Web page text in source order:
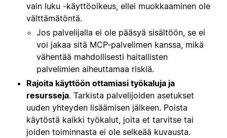
vain luku -käyttöoikeus, ellei muokkaaminen ole
välttämätöntä.
Jos palvelijalla ei ole pääsyä sisältöön, se ei
voi jakaa sitä MCP-palvelimen kanssa, mikä
vähentää mahdollisesti haitallisten
palvelimien aiheuttamaa riskiä.
Rajoita käyttöön ottamiasi työkaluja ja
resursseja. Tarkista palvelijoiden asetukset
uuden yhteyden lisäämisen jälkeen. Poista
käytöstä kaikki työkalut, joita et tarvitse tai
joiden toiminnasta ei ole selkeää kuvausta.